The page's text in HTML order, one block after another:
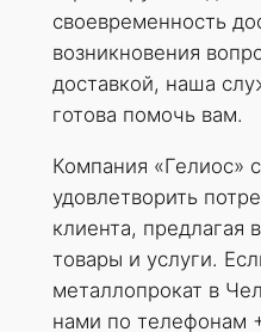
своевременность
возникновения
доставкой, наша
готова помочь вам.
Компания «Гелиос»
удовлетворить
клиента, предлагая
товары и услуги.
металлопрокат в
нами по телефонам